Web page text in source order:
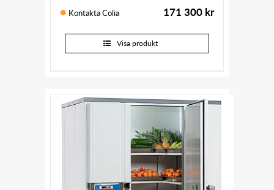
Kontakta Colia 171 300 kr
Visa produkt